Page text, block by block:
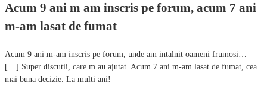
Acum 9 ani m am inscris pe forum, acum 7 ani
m-am lasat de fumat
Acum 9 ani m-am inscris pe forum, unde am intalnit oameni frumosi…
[…] Super discutii, care m au ajutat. Acum 7 ani m-am lasat de fumat, cea
mai buna decizie. La multi ani!